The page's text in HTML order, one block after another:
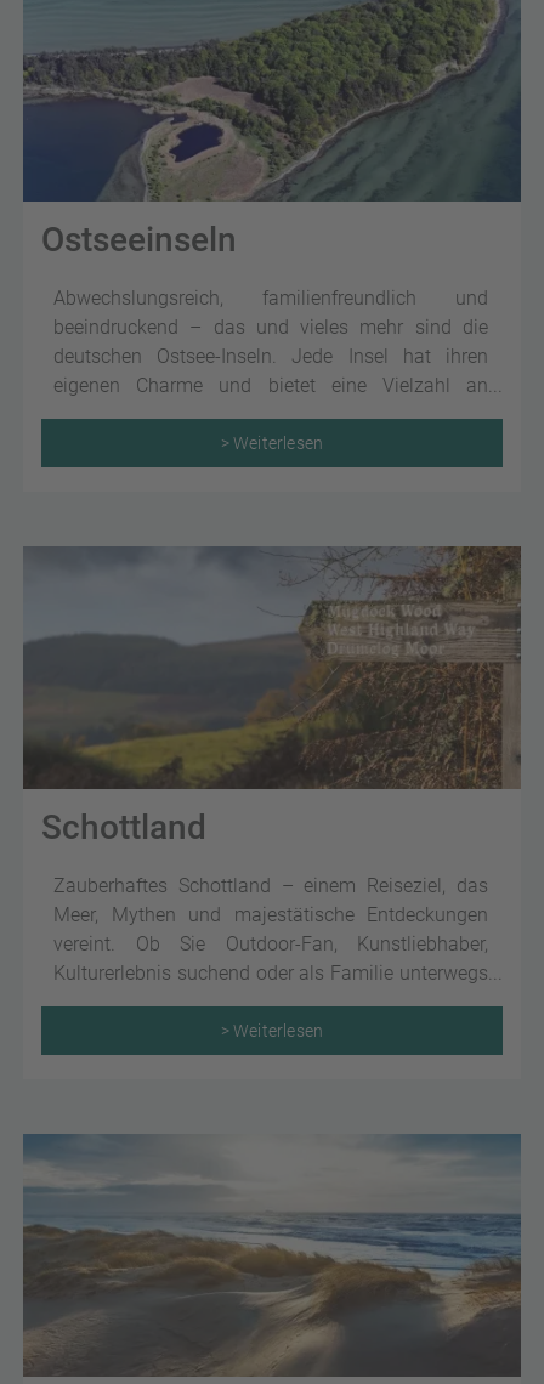
Ostseeinseln
Abwechslungsreich, familienfreundlich und
beeindruckend – das und vieles mehr sind die
deutschen Ostsee-Inseln. Jede Insel hat ihren
eigenen Charme und bietet eine Vielzahl an
Urlaubsmöglichkeiten.
> Weiterlesen
Schottland
Zauberhaftes Schottland – einem Reiseziel, das
Meer, Mythen und majestätische Entdeckungen
vereint. Ob Sie Outdoor-Fan, Kunstliebhaber,
Kulturerlebnis suchend oder als Familie unterwegs
sind – Schottland bietet zu jeder Jahreszeit eine
einzigartige Vielfalt- ein Paradies für alle, die das
Besondere suchen!
> Weiterlesen